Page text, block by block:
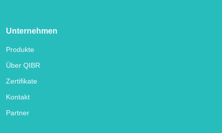
Unternehmen
Produkte
Über QIBR
Zertifikate
Kontakt
Partner